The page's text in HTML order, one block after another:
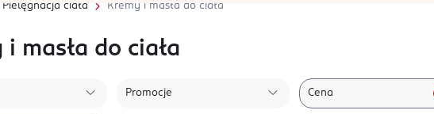
Pielęgnacja ciała Kremy i masła do ciała
i masła do ciała
Promocje Cena